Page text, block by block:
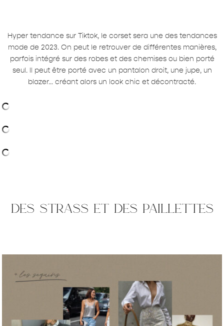
Hyper tendance sur Tiktok, le corset sera une des tendances
mode de 2023. On peut le retrouver de différentes manières,
parfois intégré sur des robes et des chemises ou bien porté
seul. Il peut être porté avec un pantalon droit, une jupe, un
blazer… créant alors un look chic et décontracté.
des strass et des paillettes